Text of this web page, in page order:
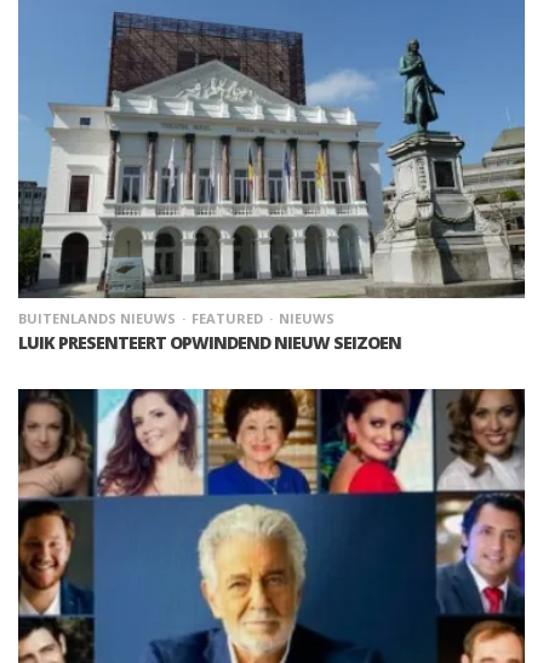
BUITENLANDS NIEUWS FEATURED NIEUWS
LUIK PRESENTEERT OPWINDEND NIEUW SEIZOEN